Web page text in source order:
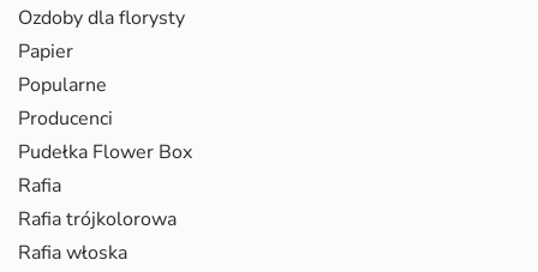
Ozdoby dla florysty
Papier
Popularne
Producenci
Pudełka Flower Box
Rafia
Rafia trójkolorowa
Rafia włoska